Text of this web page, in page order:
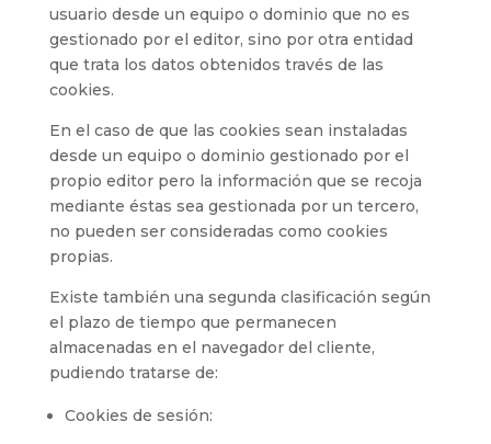
usuario desde un equipo o dominio que no es
gestionado por el editor, sino por otra entidad
que trata los datos obtenidos través de las
cookies.
En el caso de que las cookies sean instaladas
desde un equipo o dominio gestionado por el
propio editor pero la información que se recoja
mediante éstas sea gestionada por un tercero,
no pueden ser consideradas como cookies
propias.
Existe también una segunda clasificación según
el plazo de tiempo que permanecen
almacenadas en el navegador del cliente,
pudiendo tratarse de:
Cookies de sesión: